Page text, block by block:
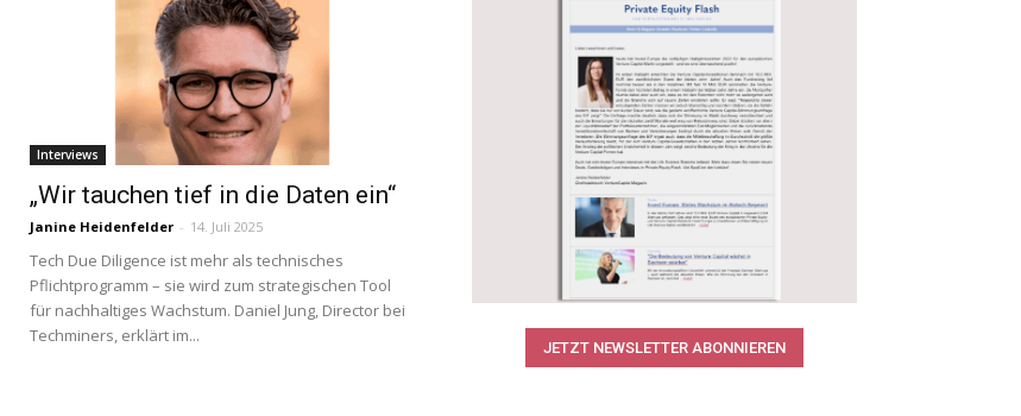
Interviews
„Wir tauchen tief in die Daten ein“
Janine Heidenfelder - 14. Juli 2025
Tech Due Diligence ist mehr als technisches
Pflichtprogramm – sie wird zum strategischen Tool
für nachhaltiges Wachstum. Daniel Jung, Director bei
Techminers, erklärt im...
JETZT NEWSLETTER ABONNIEREN